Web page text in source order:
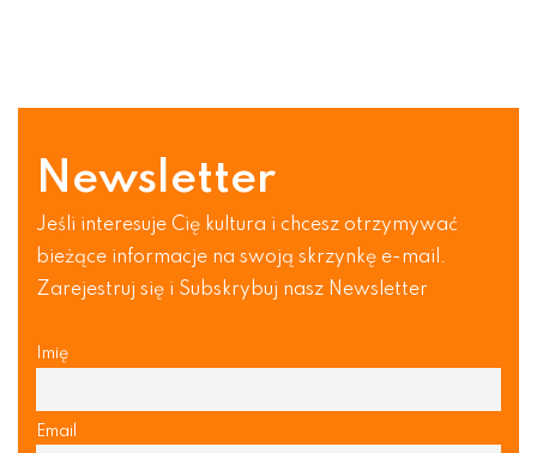
Newsletter
Jeśli interesuje Cię kultura i chcesz otrzymywać
bieżące informacje na swoją skrzynkę e-mail.
Zarejestruj się i Subskrybuj nasz Newsletter
Imię
Email